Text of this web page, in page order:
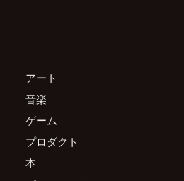
アート
音楽
ゲーム
プロダクト
本